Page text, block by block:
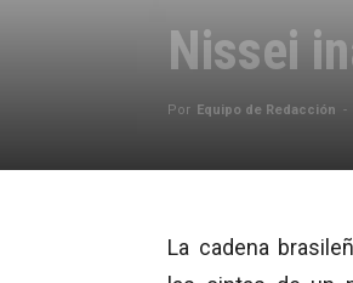
Nissei
Por Equipo de Redacción -
La cadena